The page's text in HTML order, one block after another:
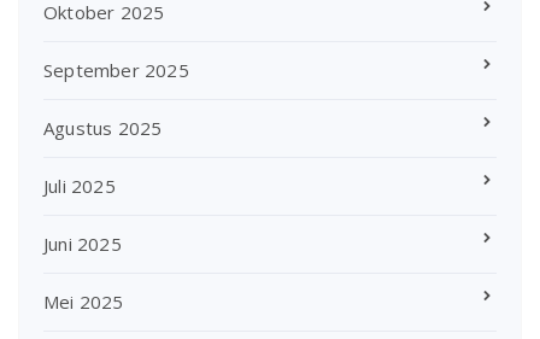
Oktober 2025
September 2025
Agustus 2025
Juli 2025
Juni 2025
Mei 2025